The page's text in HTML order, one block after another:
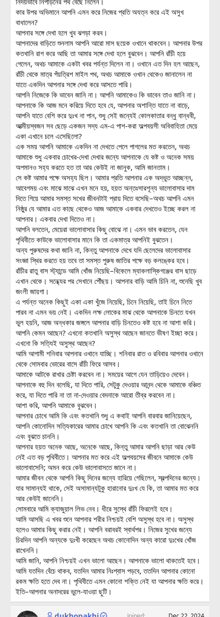
কার উপর অভিমানে আপনি এমন করে নিজের প্রতি অযত্ন করে এই অসুখ
বাধালেন?
আপনার সঙ্গে দেখা হলে খুব ঝগড়া করব।
আপনাদের বাড়িতে শুনলাম আপনি আরো মাস ছয়েক ওখানে থাকবেন। আপনার উপর
কতখানি রাগ করে আছি তা আমার সঙ্গে দেখা হলে বুঝবেন। আপনি রাঁচী হয়ে
গেলেন, অথচ আমাকে একটা খবর পর্যন্ত দিলেন না। ওখানে এত দিন হল আছেন,
রাঁচী থেকে মাত্র পঁয়ত্রিশ মাইল পথ, অথচ আমাকে ওখান থেকেও জানালেন না
যাতে একদিন আপনার সঙ্গে দেখা করে আসতে পারি।
আপনি নিজেকে কি ভাবেন জানি না। আপনি আমাকেও কি ভাবেন তাও জানি না।
আপনাকে কি আজ মনে করিয়ে দিতে হবে যে, আপনার অশান্তি যাতে না বাড়ে,
আপনি যাতে বেশি করে দুঃখ না পান, শুধু সেই জন্যেই কোলকাতার বন্ধু বান্ধবী,
আত্মীয়স্বজন সব ছেড়ে একজন সদ্য এম-এ পাশ-করা অল্পবয়সী অবিবাহিতা মেয়ে
একা এখানে চলে এসেছিলো?
এক সময় আপনি আমাকে একদিন না দেখতে পেলে পাগলের মত করতেন, অথচ
আমাকে শুধু একবার চোখের-দেখা দেখার জন্যে আপনাকে যে কষ্ট ও অনেক সময়
অপমানও সহ্য করতে হত তা আর কেউই না জানুক, আমি জানতাম।
সে কষ্ট আমার পক্ষে অসহ্য ছিল। আমার প্রতি আপনার এক অদ্ভুত আচ্ছন্ন,
আবেগময় এবং মাঝে মাঝে এখন মনে হয়, হয়ত অন্তঃসারশূন্য ভালোবাসার দাম
দিতে গিয়ে আমার সমস্ত সখের জীবনটাই প্রায় দিতে বসেছি–অথচ আপনি এমন
নিষ্ঠুর যে আমার এত কাছে থেকেও আজ আমাকে একবার দেখতেও ইচ্ছে করল না
আপনার। একবার দেখা দিতেও না।
আপনি বলতেন, মেয়েরা ভালোবাসার কিছু বোঝে না। এমন ভাব করতেন, যেন
পৃথিবীতে কাউকে ভালোবাসার মানে কি তা একমাত্র আপনিই বুঝতেন।
অন্য পুরুষদের কথা জানি না, কিন্তু আপনাকে দেখে যদি ছেলেদের ভালোবাসার
সংজ্ঞা স্থির করতে হয় তবে তা সমস্ত পুরুষ জাতির পক্ষে বড় কলঙ্কের হবে।
রাঁচীর রাতু বাস স্ট্যান্ডে আমি খোঁজ নিয়েছি–বিকেলে ম্যাকলাস্কিগঞ্জের বাস ছাড়ে
এখান থেকে। সন্ধ্যের পর সেখানে পৌঁছয়। আপনার বাড়ি আমি চিনি না, শুনেছি খুব
জংলী জায়গা।
এ পর্যন্ত অনেক কিছুই একা একা খুঁজে নিয়েছি, চিনে নিয়েছি, তাই চিনে নিতে
পারব না এমন ভয় নেই। একদিন লক্ষ লোকের মাঝ থেকে আপনাকে চিনতে যখন
ভুল হয়নি, আজ অন্ধকার জঙ্গলে আপনার বাড়ি চিনতেও কষ্ট হবে না আশা করি।
আপনি কেমন আছেন? এখনো কতখানি অসুস্থ আছেন জানতে ভীষণ ইচ্ছা করে।
এখনো কি সত্যিই অসুস্থ আছেন?
আমি আগামী শনিবার আপনার ওখানে যাচ্ছি। শনিবার রাত ও রবিবার আপনার ওখানে
থেকে সোমবার ভোরের বাসে রাঁচী ফিরে আসব।
আমাকে আটকে রাখার চেষ্টা করবেন না। সময়ের আগে যেন তাড়িয়েও দেবেন।
আপনাকে বহু দিন বলেছি, যা দিতে পারি, সেটুকু দেওয়ার আনন্দ থেকে আমাকে বঞ্চিত
করে, যা দিতে পারি না তা না-দেওয়ার বেদনাকে আরো তীব্র করবেন না।
আশা করি, আপনি আমাকে বুঝবেন।
আপনার চোখে আমি কি এবং কতখানি শুধু এ কথাই আপনি বারবার জানিয়েছেন,
আপনি কোনোদিন সত্যিকারের আমার চোখে আপনি কি এবং কতখানি তা বোঝেননি
এবং বুঝতে চাননি।
আপনার হয়ত অনেক আছে, অনেকে আছে, কিন্তু আমার আপনি ছাড়া আর কেউ
নেই এত বড় পৃথিবীতে। আপনার মত করে এই অল্পবয়সের জীবনে আমাকে কেউ
ভালোবাসেনি; অমন করে কেউ ভালোবাসতে জানে না।
আমার জীবন থেকে আপনি কিছু দিনের জন্যে হারিয়ে গেছিলেন, স্বল্পদিনের জন্যে।
যার সামান্যই থাকে, সেই অসামান্যটুকু হারানোর দুঃখ যে কি, তা আমার মত করে
আর কেউই জানেনি।
সোমবারে আমি ক্যাজুয়াল লিভ নেব। ধীরে সুস্থে রাঁচী ফিরলেই হবে।
আমি আসছি এ খবর শুনে আপনার শরীর নিশ্চয়ই বেশি অসুস্থ হবে না। অসুস্থ
হলেও আমার কিছু করার নেই। আপনি বরাবরই স্বার্থপর। নিজের সুখের জন্যে
চিরদিন আপনি অন্যকে দুঃখী করেছেন অথচ কোনোদিন অন্য কারো দুঃখের খোঁজ
রাখেননি।
আমি জানি, আপনি নিশ্চয়ই এখন ভালো আছেন। আপনাকে ভালো থাকতেই হবে।
আমি যতদিন বেঁচে থাকব, যতদিন আমার নিঃশ্বাস পড়বে, ততদিন আপনার কোনো
রকম ক্ষতি হতে দেব না। পৃথিবীতে এমন কোনো শক্তি নেই যা আপনার ক্ষতি করে।
ইতি–আপনার অনাদরের ভুলে-যাওয়া ছুটি।